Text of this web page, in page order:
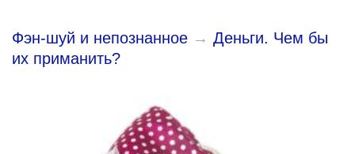
Фэн-шуй и непознанное → Деньги. Чем бы
их приманить?